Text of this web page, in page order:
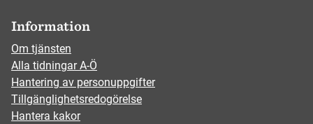
Information
Om tjänsten
Alla tidningar A-Ö
Hantering av personuppgifter
Tillgänglighetsredogörelse
Hantera kakor